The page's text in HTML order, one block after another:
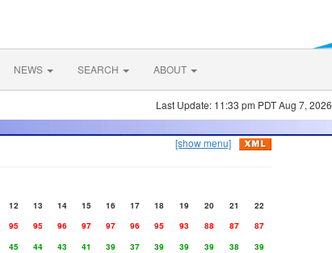
NEWS SEARCH ABOUT
Last Update: 11:33 pm PDT Aug 7, 2026
[show menu]
12 13 14 15 16 17 18 19 20 21
22
95 95 96 97 97 96 95 93 88 87
87
45 44 43 41 39 37 39 39 39 38
39